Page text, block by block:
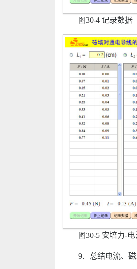
图30-4 记录数据
图30-5 安培力-
9．总结电流、